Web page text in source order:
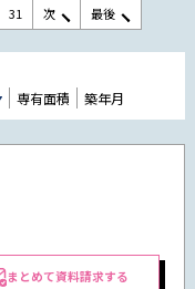
31 次 最後
専有面積 築年月
まとめて資料請求する